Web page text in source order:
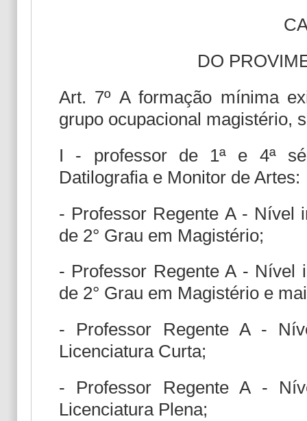
DO
Art. 7º A formação mínima
grupo ocupacional magistério,
I - professor de 1ª e 4ª
Datilografia e Monitor de Artes:
- Professor Regente A - Nível
de 2° Grau em Magistério;
- Professor Regente A - Nível
de 2° Grau em Magistério e
- Professor Regente A -
Licenciatura Curta;
- Professor Regente A -
Licenciatura Plena;